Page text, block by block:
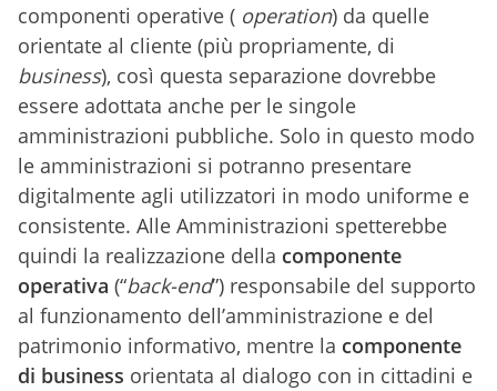
componenti operative ( operation) da quelle
orientate al cliente (più propriamente, di
business), così questa separazione dovrebbe
essere adottata anche per le singole
amministrazioni pubbliche. Solo in questo modo
le amministrazioni si potranno presentare
digitalmente agli utilizzatori in modo uniforme e
consistente. Alle Amministrazioni spetterebbe
quindi la realizzazione della componente
operativa (“back-end”) responsabile del supporto
al funzionamento dell’amministrazione e del
patrimonio informativo, mentre la componente
di business orientata al dialogo con in cittadini e